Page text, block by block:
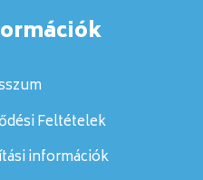
Feltételek
információk